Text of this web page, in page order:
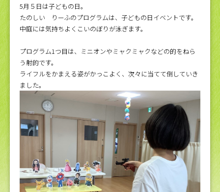
5月５日は子どもの日。
たのしい りーふのプログラムは、子どもの日イベントです。
中庭には気持ちよくこいのぼりが泳ぎます。
プログラム1つ目は、ミニオンやミャクミャクなどの的をねら
う射的です。
ライフルをかまえる姿がかっこよく、次々に当てて倒していき
ました。